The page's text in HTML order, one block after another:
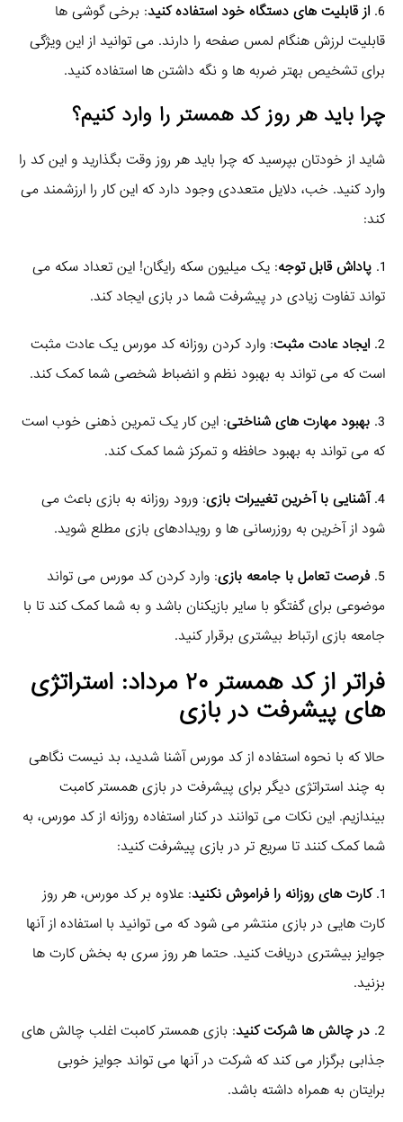
6. از قابلیت های دستگاه خود استفاده کنید: برخی گوشی ها
قابلیت لرزش هنگام لمس صفحه را دارند. می توانید از این ویژگی
برای تشخیص بهتر ضربه ها و نگه داشتن ها استفاده کنید.
چرا باید هر روزکد همستر را وارد کنیم؟
شاید از خودتان بپرسید که چرا باید هر روز وقت بگذارید و این کد را
وارد کنید. خب، دلایل متعددی وجود دارد که این کار را ارزشمند می
کند:
1. پاداش قابل توجه: یک میلیون سکه رایگان! این تعداد سکه می
تواند تفاوت زیادی در پیشرفت شما در بازی ایجاد کند.
2. ایجاد عادت مثبت: وارد کردن روزانه کد مورس یک عادت مثبت
است که می تواند به بهبود نظم و انضباط شخصی شما کمک کند.
3. بهبود مهارت های شناختی: این کار یک تمرین ذهنی خوب است
که می تواند به بهبود حافظه و تمرکز شما کمک کند.
4. آشنایی با آخرین تغییرات بازی: ورود روزانه به بازی باعث می
شود از آخرین به روزرسانی ها و رویدادهای بازی مطلع شوید.
5. فرصت تعامل با جامعه بازی: وارد کردن کد مورس می تواند
موضوعی برای گفتگو با سایر بازیکنان باشد و به شما کمک کند تا با
جامعه بازی ارتباط بیشتری برقرار کنید.
فراتر ازکد همستر ۲۰ مرداد : استراتژی
های پیشرفت در بازی
حالا که با نحوه استفاده از کد مورس آشنا شدید، بد نیست نگاهی
به چند استراتژی دیگر برای پیشرفت در بازی همستر کامبت
بیندازیم. این نکات می توانند در کنار استفاده روزانه از کد مورس، به
شما کمک کنند تا سریع تر در بازی پیشرفت کنید:
1. کارت های روزانه را فراموش نکنید: علاوه بر کد مورس، هر روز
کارت هایی در بازی منتشر می شود که می توانید با استفاده از آنها
جوایز بیشتری دریافت کنید. حتما هر روز سری به بخش کارت ها
بزنید.
2. در چالش ها شرکت کنید: بازی همستر کامبت اغلب چالش های
جذابی برگزار می کند که شرکت در آنها می تواند جوایز خوبی
برایتان به همراه داشته باشد.